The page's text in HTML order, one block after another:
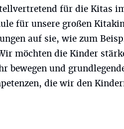
für die Kitas
für unsere großen
auf sie, wie zum
möchten die Kinder
bewegen und
die wir den